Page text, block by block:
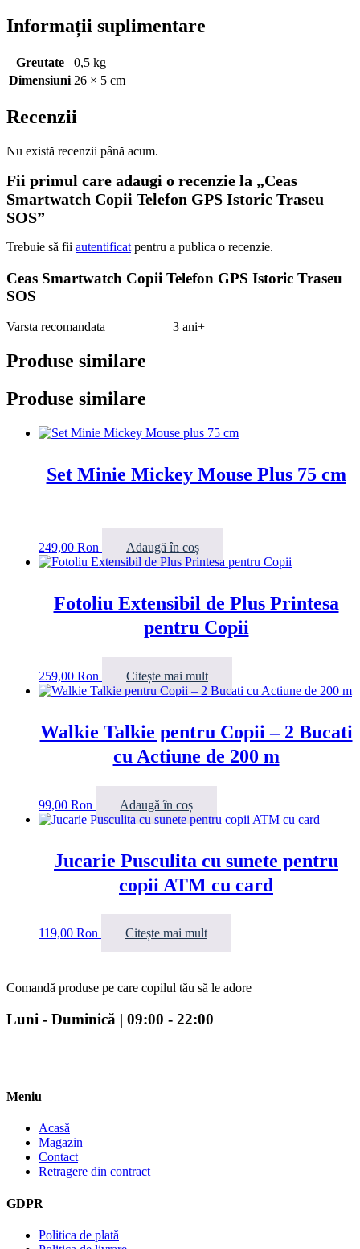
Informații suplimentare
Greutate
0,5 kg
Dimensiuni 26 × 5 cm
Recenzii
Nu există recenzii până acum.
Fii primul care adaugi o recenzie la „Ceas
Smartwatch Copii Telefon GPS Istoric Traseu
SOS”
Trebuie să fii autentificat pentru a publica o recenzie.
Ceas Smartwatch Copii Telefon GPS Istoric Traseu
SOS
Varsta recomandata 3 ani+
Produse similare
Produse similare
Set Minie Mickey Mouse Plus 75 cm
249,00 Ron Adaugă în coș
Fotoliu Extensibil de Plus Printesa
pentru Copii
259,00 Ron Citește mai mult
Walkie Talkie pentru Copii – 2 Bucati
cu Actiune de 200 m
99,00 Ron Adaugă în coș
Jucarie Pusculita cu sunete pentru
copii ATM cu card
119,00 Ron Citește mai mult
Comandă produse pe care copilul tău să le adore
Luni - Duminică | 09:00 - 22:00
Meniu
Acasă
Magazin
Contact
Retragere din contract
GDPR
Politica de plată